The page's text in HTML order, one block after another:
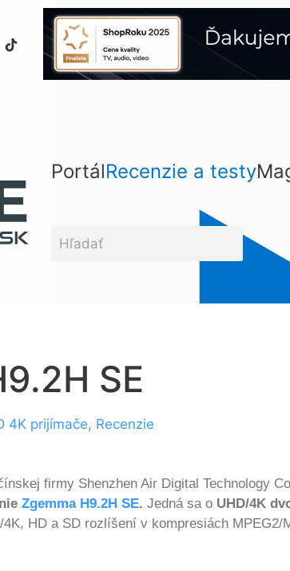
PortálRecenzie a testy
SE
4K prijímače, Recenzie
firmy Shenzhen Air Digital Technology
Zgemma H9.2H SE. Jedná sa o UHD/4K
HD a SD rozlíšení v kompresiách MPEG2/